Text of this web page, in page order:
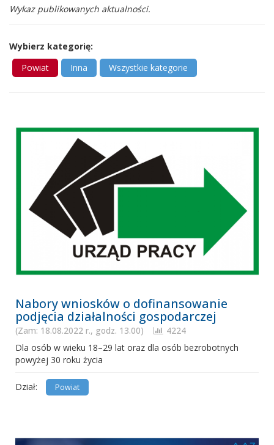
Wykaz publikowanych aktualności.
Wybierz kategorię:
Powiat
Inna Wszystkie kategorie
Nabory wniosków o dofinansowanie
podjęcia działalności gospodarczej
(Zam: 18.08.2022 r., godz. 13.00)
4224
Dla osób w wieku 18–29 lat oraz dla osób bezrobotnych
powyżej 30 roku życia
Dział: Powiat